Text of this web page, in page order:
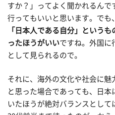
すか？」ってよく聞かれるんで
行ってもいいと思います。でも
「日本人である自分」という
ったほうがいいですね。外国に
として見られるので。
それに、海外の文化や社会に魅
と思った場合であっても、日
いたほうが絶対バランスとし